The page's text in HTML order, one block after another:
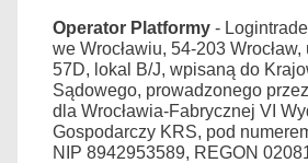
Operator Platformy -
we Wrocławiu, 54-203
57D, lokal B/J, wpisaną do
Sądowego, prowadzonego
dla Wrocławia-Fabrycznej VI
Gospodarczy KRS, pod
NIP 8942953589, REGON